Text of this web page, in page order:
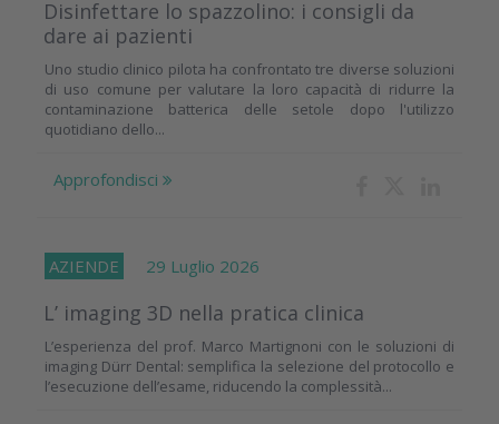
Disinfettare lo spazzolino: i consigli da
dare ai pazienti
Uno studio clinico pilota ha confrontato tre diverse soluzioni
di uso comune per valutare la loro capacità di ridurre la
contaminazione batterica delle setole dopo l'utilizzo
quotidiano dello...
Approfondisci
AZIENDE 29 Luglio 2026
L’ imaging 3D nella pratica clinica
L’esperienza del prof. Marco Martignoni con le soluzioni di
imaging Dürr Dental: semplifica la selezione del protocollo e
l’esecuzione dell’esame, riducendo la complessità...